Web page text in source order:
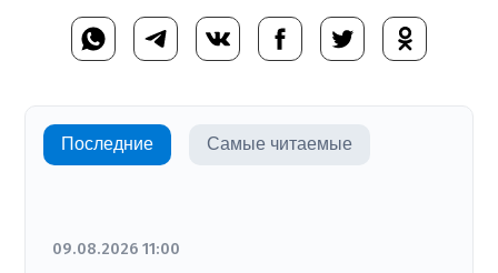
Последние Самые читаемые
09.08.2026 11:00